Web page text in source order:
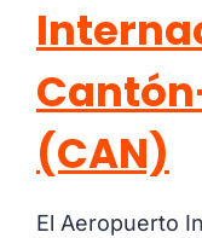
(CAN)
El Aeropuerto